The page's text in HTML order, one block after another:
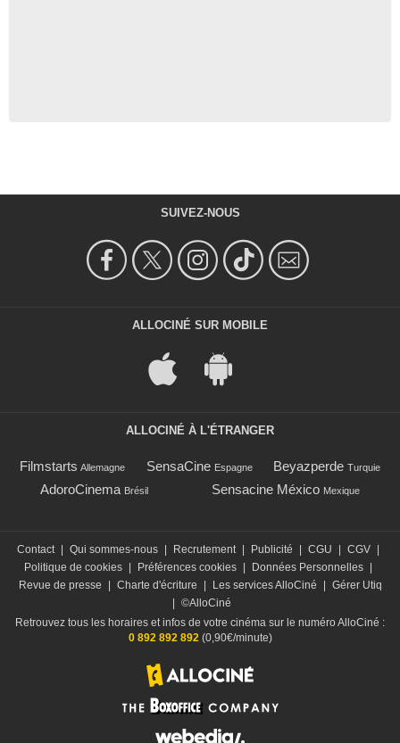
SUIVEZ-NOUS
ALLOCINÉ SUR MOBILE
ALLOCINÉ À L'ÉTRANGER
Filmstarts Allemagne SensaCine Espagne Beyazperde Turquie
AdoroCinema Brésil Sensacine México Mexique
Contact | Qui sommes-nous | Recrutement | Publicité | CGU | CGV |
Politique de cookies | Préférences cookies | Données Personnelles |
Revue de presse
| Charte d'écriture | Les services AlloCiné | Gérer Utiq
| ©AlloCiné
Retrouvez tous les horaires et infos de votre cinéma sur le numéro AlloCiné :
0 892 892 892 (0,90€/minute)